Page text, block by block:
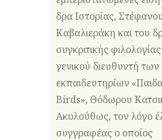
δρα Ιστορίας,
Καβαλιεράκη και του
συγκριτικής
γενικού διευθυντή των
εκπαιδευτηρίων
Birds», Θόδωρου
Ακολούθως, τον λόγο
συγγραφέας ο οποίος